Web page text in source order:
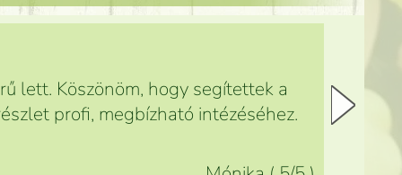
lett. Köszönöm, hogy segítettek a
profi, megbízható intézéséhez.